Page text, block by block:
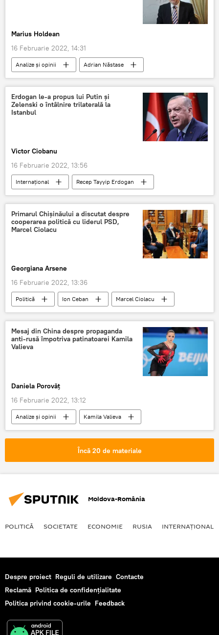
Marius Holdean
16 Februarie 2022, 14:31
Analize și opinii Adrian Năstase
Erdogan le-a propus lui Putin și
Zelenski o întâlnire trilaterală la
Istanbul
Victor Ciobanu
16 Februarie 2022, 13:56
Internaţional
Recep Tayyip Erdogan
Vladimir Putin
Vladimir Zelenski
Primarul Chișinăului a discutat despre
cooperarea politică cu liderul PSD,
Marcel Ciolacu
Georgiana Arsene
16 Februarie 2022, 13:36
Politică Ion Ceban Marcel Ciolacu
Mesaj din China despre propaganda
anti-rusă împotriva patinatoarei Kamila
Valieva
Daniela Porovăț
16 Februarie 2022, 13:12
Analize și opinii
Kamila Valieva
Dan Tomozei
Jocurile Olimpice de la Beijing 2022
Încă 20 de materiale
Moldova-România
POLITICĂ SOCIETATE ECONOMIE RUSIA INTERNAŢIONAL
Despre proiect Reguli de utilizare Contacte
Reclamă Politica de confidențialitate
Politica privind cookie-urile Feedback